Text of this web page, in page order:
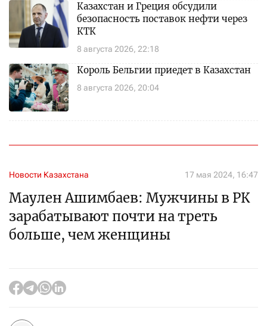
8 августа 2026, 22:18
Казахстан и Греция обсудили
безопасность поставок нефти через
КТК
8 августа 2026, 20:04
Король Бельгии приедет в Казахстан
Новости Казахстана 17 мая 2024, 16:47
Маулен Ашимбаев: Мужчины в РК
зарабатывают почти на треть
больше, чем женщины